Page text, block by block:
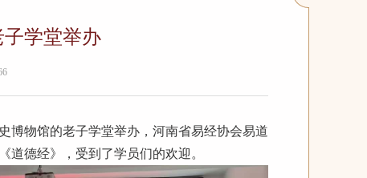
学堂举办
博物馆的老子学堂举办，河南省易经协会易道
道德经》，受到了学员们的欢迎。